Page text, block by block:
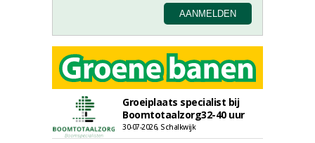
Groeiplaats specialist bij
Boomtotaalzorg32-40 uur
30-07-2026, Schalkwijk